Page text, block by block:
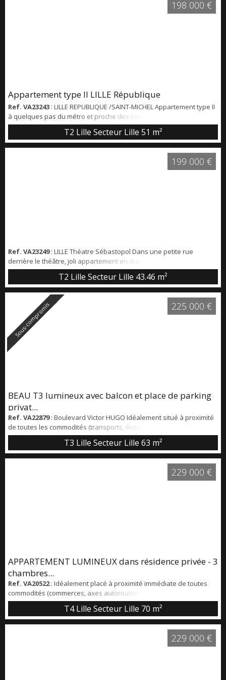
Appartement type II LILLE République
Ref. VA23243 : LILLE REPUBLIQUE /SAINT-MICHEL Appartement type II
à quelques pas du métro et proche des commerces. D'une surface
de 51 m², il est situé au calme à l'arrière d'un bâtiment des années
1950. L'appartement dispose d'une entrée, agréable séjour avec
cuisine ouverte équipée, placard de rangement, chambre
spacieuse de 21 m2, salle de bains avec baignoire et wc. Le bien
T2 Lille Secteur Lille 51 m²
198 000 €
Ref. VA23249: LILLE Théatre Sébastopol Dans une petite rue
derrière le théâtre, joli appartement en duplex de 43,46 m2 Loi
Carrez, 57 m2 au sol. Beau salon séjour au premier niveau avec
cuisine séparée équipée, wc. Chambre et salle de bains à l'étage.
Le bien est vendu avec une cave. Taxe foncière 753 € A cinq
minutes à pied du métro et proche des commerces. Idéal première
acquisition. Coup de coeur.
T2 Lille Secteur Lille 43.46 m²
199 000 €
Sous-compromis
BEAU T3 lumineux avec balcon et place de parking
privat...
Ref. VA22879: Boulevard Victor HUGO Idéalement situé à proximité
de toutes les commodités (transports, écoles, petits commerces,
restaurants, …) et situé dans une belle résidence récente, calme et
entièrement sécurisée, ce bel appartement est composé d'une
entrée distribuant une belle pièce de vie avec cuisine équipée, 2
chambres, une salle de bain et un WC indépendant. *** BALCON 5
T3 Lille Secteur Lille 63 m²
225 000 €
APPARTEMENT LUMINEUX dans résidence privée - 3
chambres...
Ref. VA20522: Idéalement placé à proximité immédiate de toutes
commodités (commerces, axes autoroutiers, écoles, Clinique Du
Bois, … ), dans une rue prisée et à 4 min à pied du métro Bois
Blancs, ce bel appartement lumineux (traversant) au 3éme étage
d'une résidence privée sécurisée comprend: Une entrée donnant
sur le salon-séjour , une grande cuisine équipée avec cellier, trois
T4 Lille Secteur Lille 70 m²
229 000 €
229 000 €